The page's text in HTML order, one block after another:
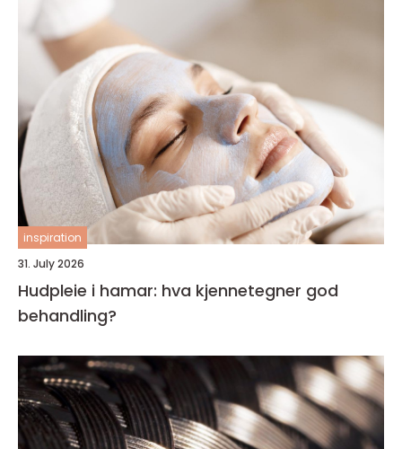
inspiration
31. July 2026
Hudpleie i hamar: hva kjennetegner god
behandling?